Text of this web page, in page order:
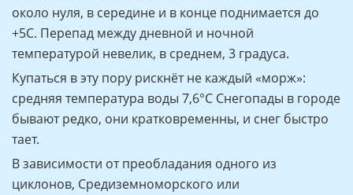
около нуля, в середине и в конце поднимается до
+5С. Перепад между дневной и ночной
температурой невелик, в среднем, 3 градуса.
Купаться в эту пору рискнёт не каждый «морж»:
средняя температура воды 7,6°С Снегопады в городе
бывают редко, они кратковременны, и снег быстро
тает.
В зависимости от преобладания одного из
циклонов, Средиземноморского или